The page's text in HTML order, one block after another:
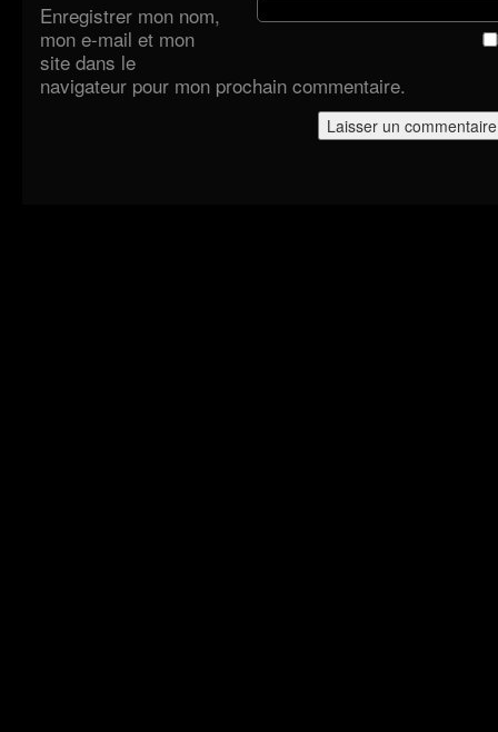
Enregistrer mon nom,
mon e-mail et mon
site dans le
navigateur pour mon prochain commentaire.